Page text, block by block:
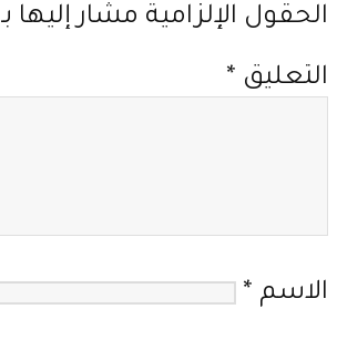
الحقول الإلزامية مشار إليها بـ
التعليق *
الاسم *